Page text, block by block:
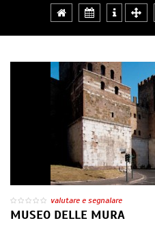
valutare e segnalare
MUSEO DELLE MURA